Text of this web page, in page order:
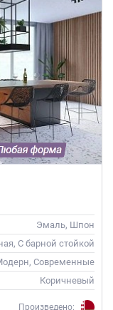
Эмаль, Шпон
С барной стойкой
Современные
Коричневый
Произведено: